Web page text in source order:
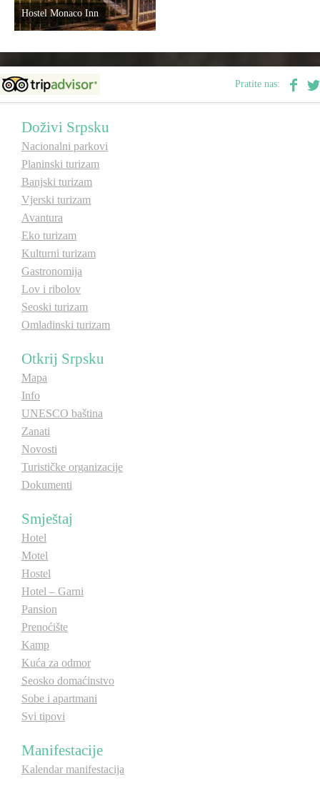
Hostel Monaco Inn
Pratite nas:
Doživi Srpsku
Nacionalni parkovi
Planinski turizam
Banjski turizam
Vjerski turizam
Avantura
Eko turizam
Kulturni turizam
Gastronomija
Lov i ribolov
Seoski turizam
Omladinski turizam
Otkrij Srpsku
Mapa
Info
UNESCO baština
Zanati
Novosti
Turističke organizacije
Dokumenti
Smještaj
Hotel
Motel
Hostel
Hotel – Garni
Pansion
Prenoćište
Kamp
Kuća za odmor
Seosko domaćinstvo
Sobe i apartmani
Svi tipovi
Manifestacije
Kalendar manifestacija